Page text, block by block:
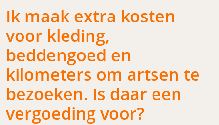
Ik maak extra kosten
voor kleding,
beddengoed en
kilometers om artsen te
bezoeken. Is daar een
vergoeding voor?